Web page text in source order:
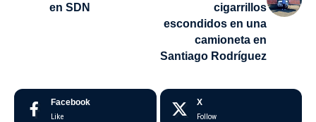
en SDN
cigarrillos
escondidos en una
camioneta en
Santiago Rodríguez
Facebook
Like
X
Follow